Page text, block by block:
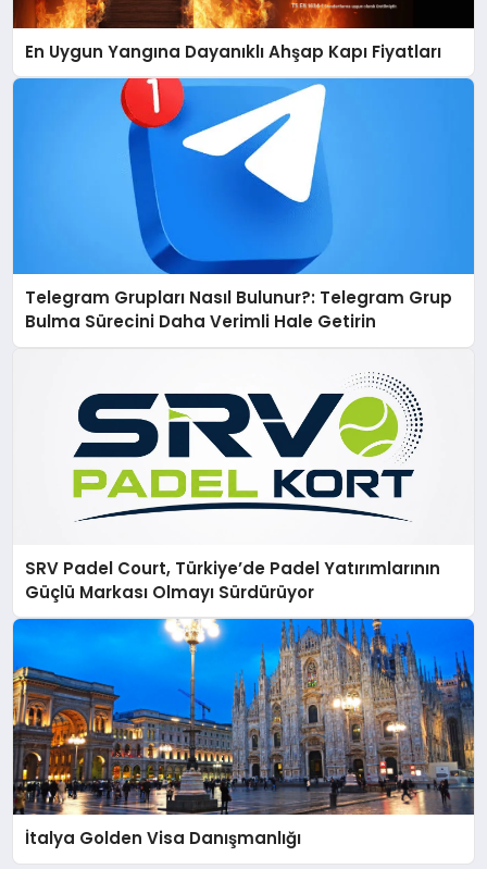
En Uygun Yangına Dayanıklı Ahşap Kapı Fiyatları
Telegram Grupları Nasıl Bulunur?: Telegram Grup
Bulma Sürecini Daha Verimli Hale Getirin
SRV Padel Court, Türkiye’de Padel Yatırımlarının
Güçlü Markası Olmayı Sürdürüyor
İtalya Golden Visa Danışmanlığı